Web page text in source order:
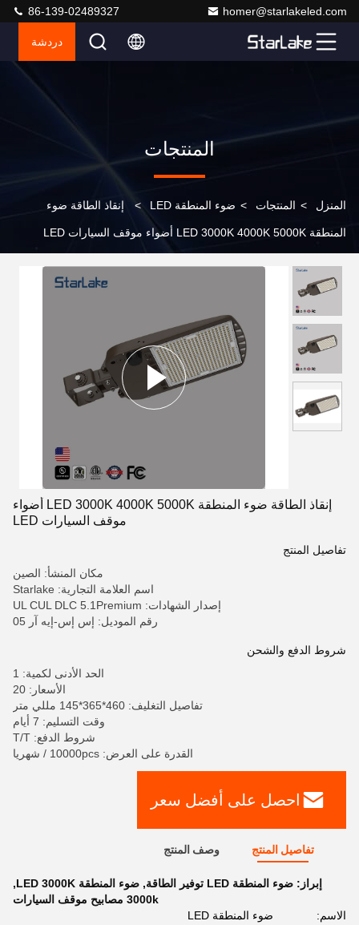
homer@starlakeled.com
86-139-02489327
دردشة
المنتجات
المنزل > المنتجات > ضوء المنطقة LED > إنقاذ الطاقة ضوء
المنطقة LED 3000K 4000K 5000K أضواء موقف السيارات LED
إنقاذ الطاقة ضوء المنطقة LED 3000K 4000K 5000K أضواء
موقف السيارات LED
تفاصيل المنتج
مكان المنشأ: الصين
اسم العلامة التجارية: Starlake
إصدار الشهادات: UL CUL DLC 5.1Premium
رقم الموديل: إس إس-إيه آر 05
شروط الدفع والشحن
الحد الأدنى لكمية: 1
الأسعار: 20
تفاصيل التغليف: 460*365*145 مللي متر
وقت التسليم: 7 أيام
شروط الدفع: T/T
القدرة على العرض: 10000pcs / شهريا
احصل على أفضل سعر
تفاصيل المنتج وصف المنتج
إبراز: ضوء المنطقة LED توفير الطاقة , ضوء المنطقة LED 3000K
,
3000k مصابيح موقف السيارات
الاسم:
ضوء المنطقة LED